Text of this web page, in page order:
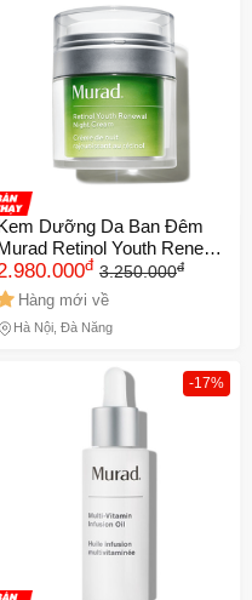
Dưỡng Da Ban Đêm
Retinol Youth Renewal
Cream 50ml NK (Chính
đ 3.250.000đ
Hàng mới về
Hà Nội, Đà Nẵng
-17%